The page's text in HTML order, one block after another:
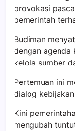
provokasi
pemerintah
Budiman
dengan agenda
kelola sumber
Pertemuan ini
dialog kebijakan.
Kini
mengubah